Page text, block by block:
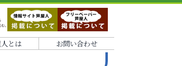
とは お問い合わせ